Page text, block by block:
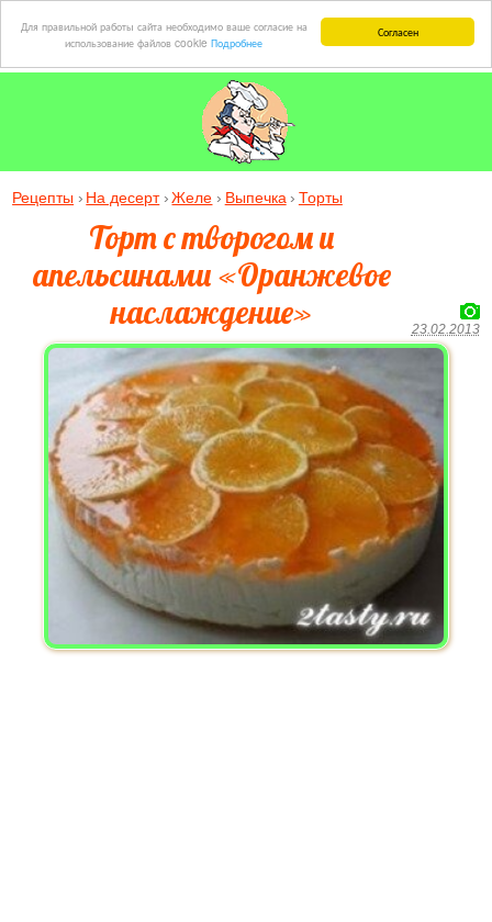
Согласен
Для правильной работы сайта необходимо ваше согласие на
использование файлов cookie Подробнее
Рецепты На десерт Желе Выпечка Торты
Торт с творогом и
апельсинами «Оранжевое
наслаждение»
23.02.2013